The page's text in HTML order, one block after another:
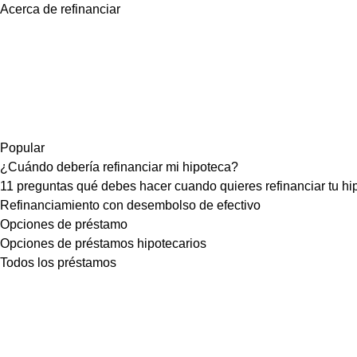
Acerca de refinanciar
Popular
¿Cuándo debería refinanciar mi hipoteca?
11 preguntas qué debes hacer cuando quieres refinanciar tu
Refinanciamiento con desembolso de efectivo
Opciones de préstamo
Opciones de préstamos hipotecarios
Todos los préstamos